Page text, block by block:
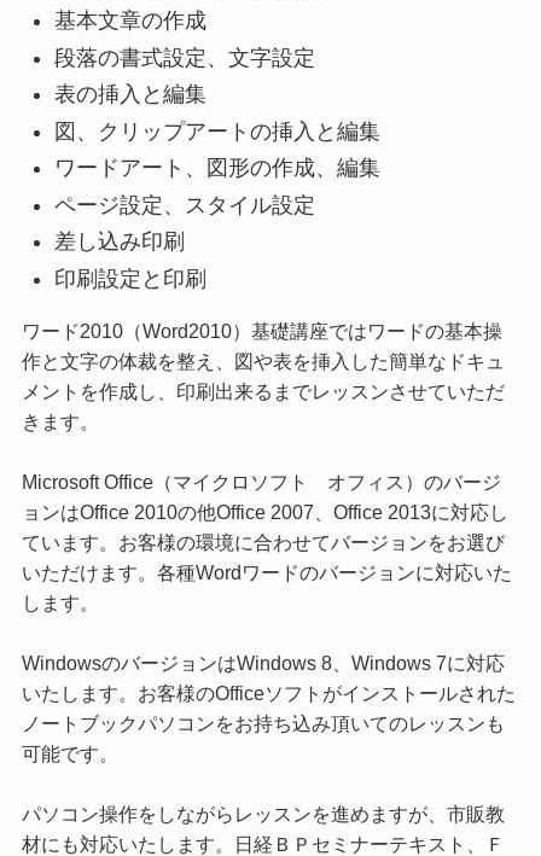
基本文章の作成
段落の書式設定、文字設定
表の挿入と編集
図、クリップアートの挿入と編集
ワードアート、図形の作成、編集
ページ設定、スタイル設定
差し込み印刷
印刷設定と印刷
ワード2010（Word2010）基礎講座ではワードの基本操
作と文字の体裁を整え、図や表を挿入した簡単なドキュ
メントを作成し、印刷出来るまでレッスンさせていただ
きます。
Microsoft Office（マイクロソフト オフィス）のバージ
ョンはOffice 2010の他Office 2007、Office 2013に対応し
ています。お客様の環境に合わせてバージョンをお選び
いただけます。各種Wordワードのバージョンに対応いた
します。
WindowsのバージョンはWindows 8、Windows 7に対応
いたします。お客様のOfficeソフトがインストールされた
ノートブックパソコンをお持ち込み頂いてのレッスンも
可能です。
パソコン操作をしながらレッスンを進めますが、市販教
材にも対応いたします。日経ＢＰセミナーテキスト、Ｆ